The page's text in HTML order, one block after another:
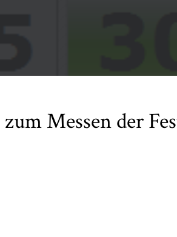
Messen der